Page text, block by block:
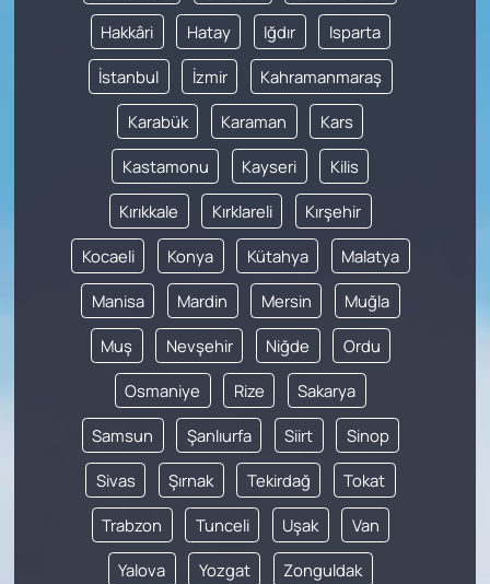
Hakkâri Hatay Iğdır Isparta
İstanbul İzmir Kahramanmaraş
Karabük Karaman Kars
Kastamonu Kayseri Kilis
Kırıkkale Kırklareli Kırşehir
Kocaeli Konya Kütahya Malatya
Manisa Mardin Mersin Muğla
Muş Nevşehir Niğde Ordu
Osmaniye Rize Sakarya
Samsun Şanlıurfa Siirt Sinop
Sivas Şırnak Tekirdağ Tokat
Trabzon Tunceli Uşak Van
Yalova Yozgat Zonguldak